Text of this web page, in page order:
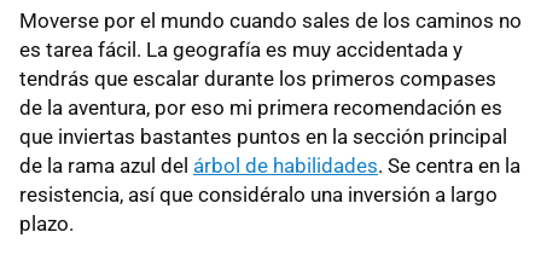
Moverse por el mundo cuando sales de los caminos no
es tarea fácil. La geografía es muy accidentada y
tendrás que escalar durante los primeros compases
de la aventura, por eso mi primera recomendación es
que inviertas bastantes puntos en la sección principal
de la rama azul del árbol de habilidades. Se centra en la
resistencia, así que considéralo una inversión a largo
plazo.